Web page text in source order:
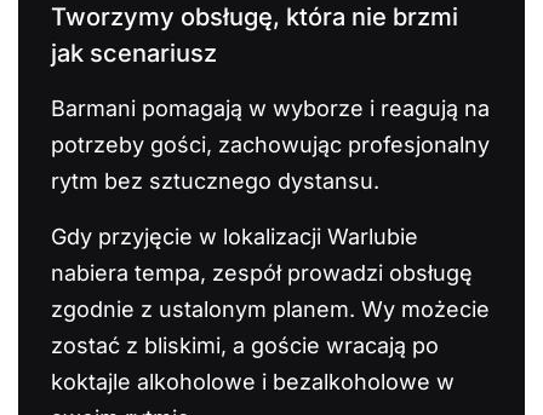
Tworzymy obsługę, która nie brzmi
jak scenariusz
Barmani pomagają w wyborze i reagują na
potrzeby gości, zachowując profesjonalny
rytm bez sztucznego dystansu.
Gdy przyjęcie w lokalizacji Warlubie
nabiera tempa, zespół prowadzi obsługę
zgodnie z ustalonym planem. Wy możecie
zostać z bliskimi, a goście wracają po
koktajle alkoholowe i bezalkoholowe w